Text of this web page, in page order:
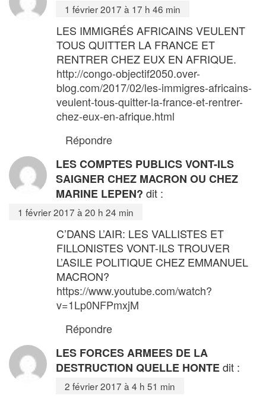
1 février 2017 à 17 h 46 min
LES IMMIGRÉS AFRICAINS VEULENT
TOUS QUITTER LA FRANCE ET
RENTRER CHEZ EUX EN AFRIQUE.
http://congo-objectif2050.over-
blog.com/2017/02/les-immigres-africains-
veulent-tous-quitter-la-france-et-rentrer-
chez-eux-en-afrique.html
Répondre
LES COMPTES PUBLICS VONT-ILS
SAIGNER CHEZ MACRON OU CHEZ
MARINE LEPEN? dit :
1 février 2017 à 20 h 24 min
C’DANS L’AIR: LES VALLISTES ET
FILLONISTES VONT-ILS TROUVER
L’ASILE POLITIQUE CHEZ EMMANUEL
MACRON?
https://www.youtube.com/watch?
v=1Lp0NFPmxjM
Répondre
LES FORCES ARMEES DE LA
DESTRUCTION QUELLE HONTEdit :
2 février 2017 à 4 h 51 min